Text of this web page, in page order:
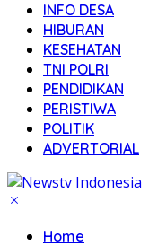
INFO DESA
HIBURAN
KESEHATAN
TNI POLRI
PENDIDIKAN
PERISTIWA
POLITIK
ADVERTORIAL
Home